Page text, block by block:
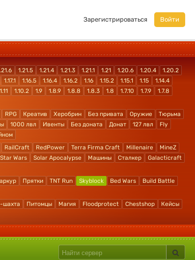
Зарегистрироваться Войти
1.21.5 1.21.4 1.21.3 1.21.1 1.21 1.20.6 1.20.4
1.20.2
1.17.1 1.16.5 1.16.4 1.16.2 1.16 1.15.2 1.15.1 1.15
1.14.4
1.11 1.10.2 1.9 1.8.9 1.8.8 1.8.3 1.8 1.7.10 1.7.9
1.7.8
RPG Креатив Херобрин Без привата Оружие
Тюрьма
1000 лвл Ивенты Без доната Донат 127 лвл
Fly
RailCraft RedPower Terra Firma Craft Millenaire
MineZ
Star Wars Solar Apocalypse Машины Сталкер
Galacticraft
Прятки TNT Run Skyblock Bed Wars
Build Battle
шахта Питомцы Магия Floodprotect Chestshop
Кейсы